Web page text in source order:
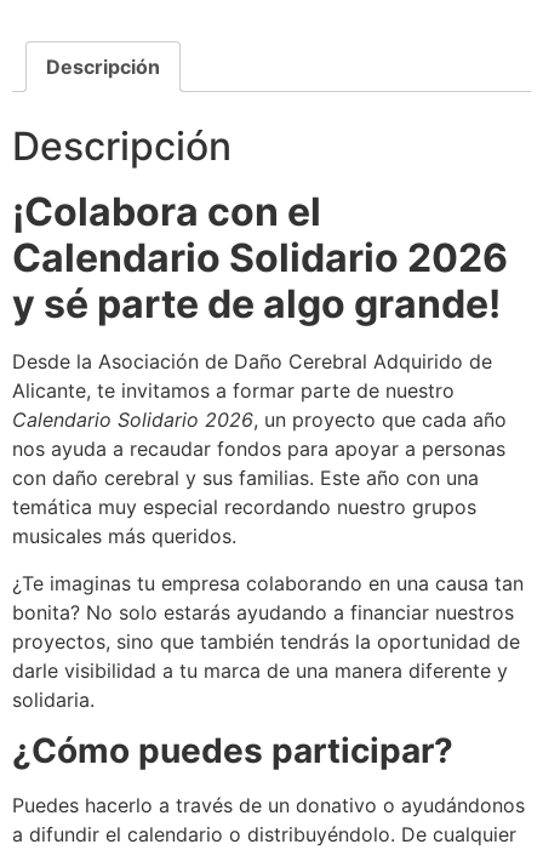
Descripción
Descripción
¡Colabora con el
Calendario Solidario 2026
y sé parte de algo grande!
Desde la Asociación de Daño Cerebral Adquirido de
Alicante, te invitamos a formar parte de nuestro
Calendario Solidario 2026, un proyecto que cada año
nos ayuda a recaudar fondos para apoyar a personas
con daño cerebral y sus familias. Este año con una
temática muy especial recordando nuestro grupos
musicales más queridos.
¿Te imaginas tu empresa colaborando en una causa tan
bonita? No solo estarás ayudando a financiar nuestros
proyectos, sino que también tendrás la oportunidad de
darle visibilidad a tu marca de una manera diferente y
solidaria.
¿Cómo puedes participar?
Puedes hacerlo a través de un donativo o ayudándonos
a difundir el calendario o distribuyéndolo. De cualquier